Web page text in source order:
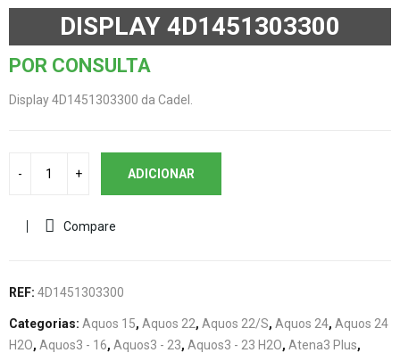
DISPLAY 4D1451303300
POR CONSULTA
Display 4D1451303300 da Cadel.
ADICIONAR
Compare
REF: 4D1451303300
Categorias: Aquos 15, Aquos 22, Aquos 22/S, Aquos 24, Aquos 24
H2O, Aquos3 - 16, Aquos3 - 23, Aquos3 - 23 H2O, Atena3 Plus,